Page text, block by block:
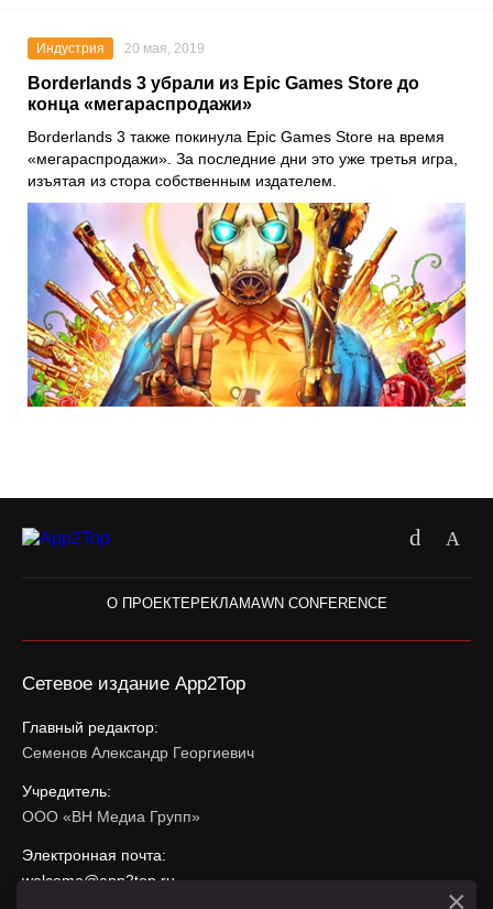
Индустрия 20 мая, 2019
Borderlands 3 убрали из Epic Games Store до
конца «мегараспродажи»
Borderlands 3 также покинула Epic Games Store на время
«мегараспродажи». За последние дни это уже третья игра,
изъятая из стора собственным издателем.
О ПРОЕКТЕРЕКЛАМАWN CONFERENCE
Сетевое издание App2Top
Главный редактор:
Семенов Александр Георгиевич
Учредитель:
ООО «ВН Медиа Групп»
Электронная почта:
welcome@app2top.ru